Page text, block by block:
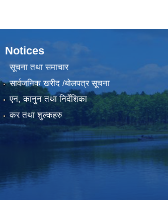
Notices
सूचना तथा समाचार
सार्वजनिक खरीद /बोलपत्र सूचना
एन, कानुन तथा निर्देशिका
कर तथा शुल्कहरु